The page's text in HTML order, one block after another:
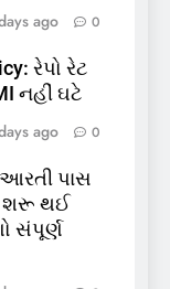
ago 0
રેપો રેટ
નહીં ઘટે
ago 0
આરતી પાસ
શરૂ થઈ
સંપૂર્ણ
અને મૃત્યુ
ધ્વનિમતથી
ખરેખર શુદ્ધ